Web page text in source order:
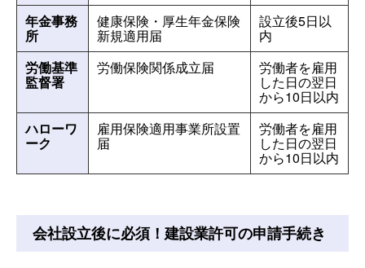
年金事務
所
健康保険・厚生年金保険
新規適用届
設立後5日以
内
労働基準
監督署
労働保険関係成立届 労働者を雇用
した日の翌日
から10日以内
ハローワ
ーク
雇用保険適用事業所設置
届
労働者を雇用
した日の翌日
から10日以内
会社設立後に必須！建設業許可の申請手続き